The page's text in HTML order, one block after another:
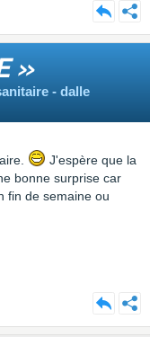
»
- dalle
J'espère que la
bonne surprise car
fin de semaine ou